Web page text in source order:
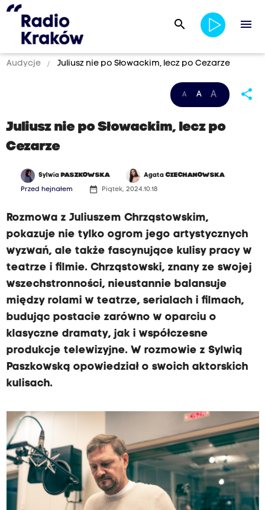
search menu
Audycje Juliusz nie po Słowackim, lecz po Cezarze
A A A share
Juliusz nie po Słowackim, lecz po
Cezarze
Sylwia PASZKOWSKA AgataCIECHANOWSKA
Przed hejnałem date_range Piątek, 2024.10.18
Rozmowa z Juliuszem Chrząstowskim,
pokazuje nie tylko ogrom jego artystycznych
wyzwań, ale także fascynujące kulisy pracy w
teatrze i filmie. Chrząstowski, znany ze swojej
wszechstronności, nieustannie balansuje
między rolami w teatrze, serialach i filmach,
budując postacie zarówno w oparciu o
klasyczne dramaty, jak i współczesne
produkcje telewizyjne. W rozmowie z Sylwią
Paszkowską opowiedział o swoich aktorskich
kulisach.